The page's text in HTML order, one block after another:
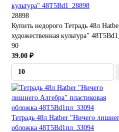
культура" 48Т5Bd1_28898
28898
Купить недорого Тетрадь 48л
художественная культура"
90
39.00 ₽
Тетрадь 48л Hatber "Ничего
обложка 48Т5Bd1пл_33094